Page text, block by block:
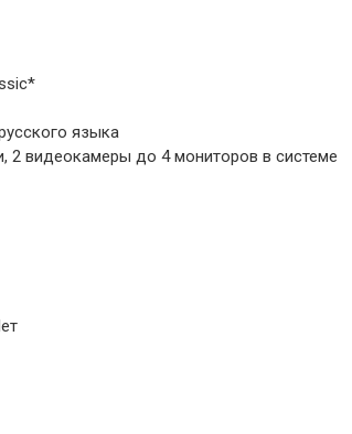
языка
видеокамеры до 4 мониторов в системе